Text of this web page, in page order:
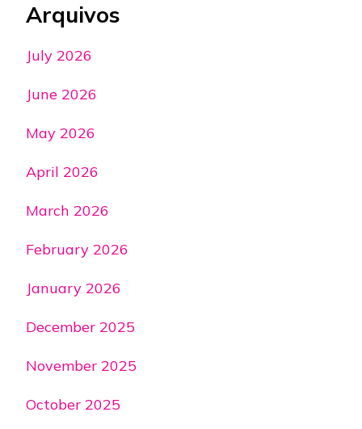
Arquivos
July 2026
June 2026
May 2026
April 2026
March 2026
February 2026
January 2026
December 2025
November 2025
October 2025